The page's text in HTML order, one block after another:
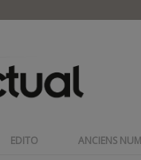
EDITO ANCIENS